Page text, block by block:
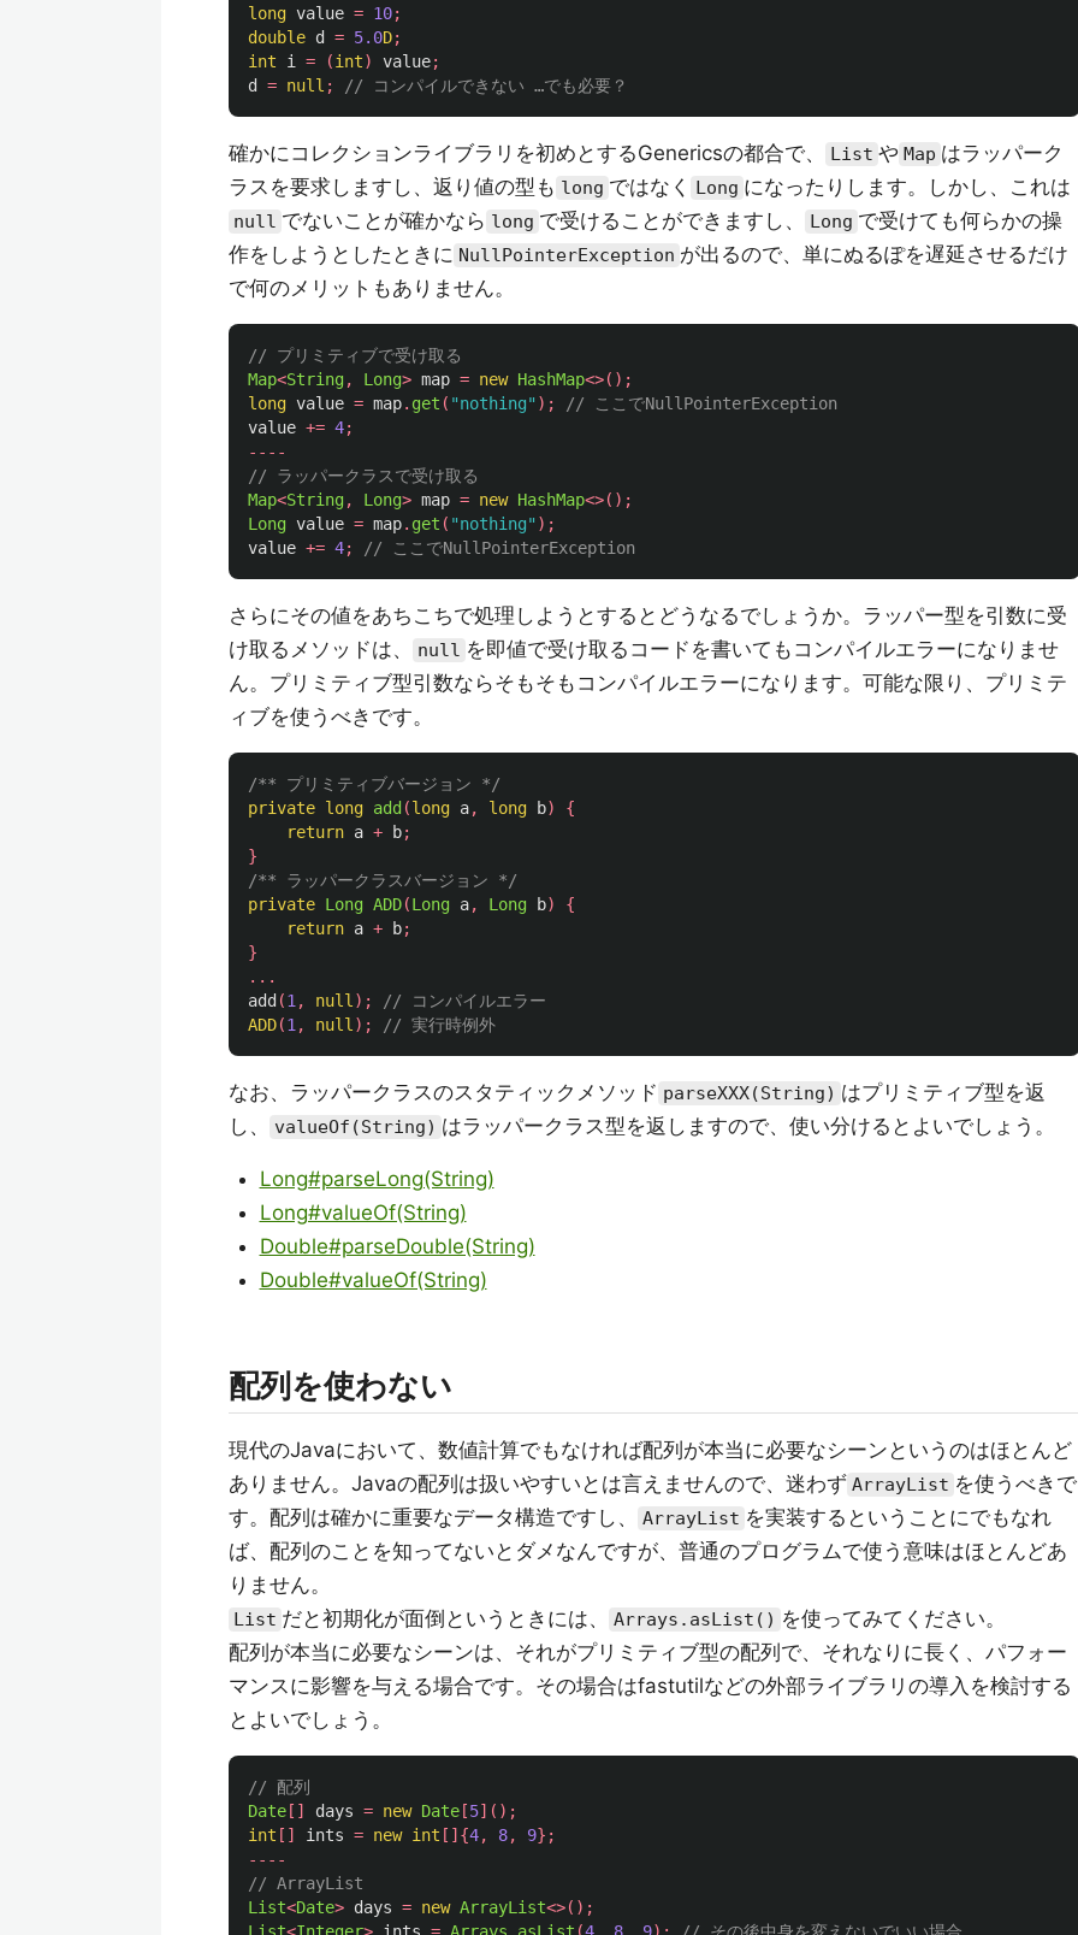
long value = 10;
double d = 5.0D;
int
i = (int) value;
d
= null ; // コンパイルできない …でも必要？
確かにコレクションライブラリを初めとするGenericsの都合で、 List や Map はラッパーク
ラスを要求しますし、返り値の型も long ではなく Long になったりします。しかし、これは
null でないことが確かなら long で受けることができますし、 Long で受けても何らかの操
作をしようとしたときに NullPointerException が出るので、単にぬるぽを遅延させるだけ
で何のメリットもありません。
// プリミティブで受け取る
Map<String, Long> map = new HashMap<>();
long value = map. get ( "nothing" );
// ここでNullPointerException
value += 4;
----
// ラッパークラスで受け取る
Map<String, Long> map = new HashMap<>();
Long value = map. get ( "nothing" );
value += 4; // ここでNullPointerException
さらにその値をあちこちで処理しようとするとどうなるでしょうか。ラッパー型を引数に受
け取るメソッドは、
null を即値で受け取るコードを書いてもコンパイルエラーになりませ
ん。プリミティブ型引数ならそもそもコンパイルエラーになります。可能な限り、プリミテ
ィブを使うべきです。
/** プリミティブバージョン */
private long add (long a, long b)
{
return a + b;
}
/** ラッパークラスバージョン */
private Long ADD(Long a, Long b)
{
return a + b;
}
...
add (1 , null );
// コンパイルエラー
ADD(1 , null ); // 実行時例外
なお、ラッパークラスのスタティックメソッド parseXXX(String) はプリミティブ型を返
し、
valueOf(String) はラッパークラス型を返しますので、使い分けるとよいでしょう。
Long#parseLong(String)
Long#valueOf(String)
Double#parseDouble(String)
Double#valueOf(String)
配列を使わない
現代のJavaにおいて、数値計算でもなければ配列が本当に必要なシーンというのはほとんど
ありません。Javaの配列は扱いやすいとは言えませんので、迷わず ArrayList を使うべきで
す。配列は確かに重要なデータ構造ですし、
ArrayList を実装するということにでもなれ
ば、配列のことを知ってないとダメなんですが、普通のプログラムで使う意味はほとんどあ
りません。
List だと初期化が面倒というときには、 Arrays.asList() を使ってみてください。
配列が本当に必要なシーンは、それがプリミティブ型の配列で、それなりに長く、パフォー
マンスに影響を与える場合です。その場合はfastutilなどの外部ライブラリの導入を検討する
とよいでしょう。
// 配列
Date [] days = new Date [5]();
int [] ints = new int []{4, 8, 9};
----
// ArrayList
List<Date> days = new ArrayList<>();